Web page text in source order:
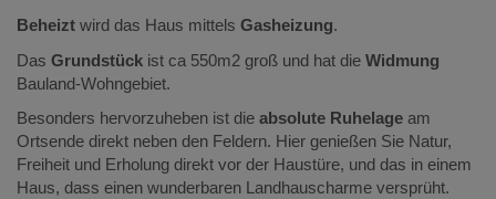
Beheizt wird das Haus mittels Gasheizung.
Das Grundstück ist ca 550m2 groß und hat die Widmung
Bauland-Wohngebiet.
Besonders hervorzuheben ist die absolute Ruhelage am
Ortsende direkt neben den Feldern. Hier genießen Sie Natur,
Freiheit und Erholung direkt vor der Haustüre, und das in einem
Haus, dass einen wunderbaren Landhauscharme versprüht.